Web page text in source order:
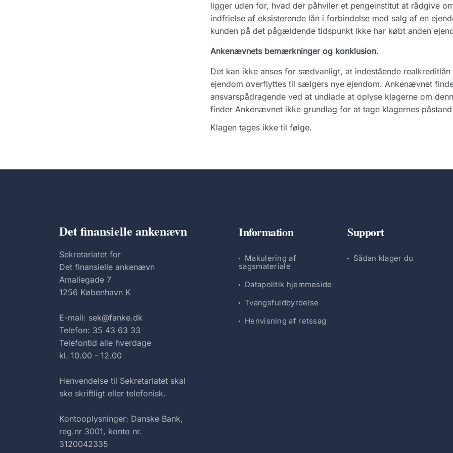
ligger uden for, hvad der påhviler et pengeinstitut at rådgive
indfrielse af eksisterende lån i forbindelse med salg af en
kunden på det pågældende tidspunkt ikke har købt anden
Ankenævnets bemærkninger og konklusion.
Det kan ikke anses for sædvanligt, at indestående
ejendom overflyttes til sælgers nye ejendom. Ankenævnet
ansvarspådragende ved at undlade at oplyse klagerne om
finder Ankenævnet ikke grundlag for at tage klagernes
Klagen tages ikke til følge.
Det finansielle ankenævn
Sekretariatet for
Det finansielle ankenævn
Amaliegade 7
1256 København K
E-mail: sek@fanke.dk
Telefon: 35 43 63 33
Telefontid alle hverdage
kl. 10.00 - 12.00
Henvendelse til Sekretariatet skal
ske skriftligt eller telefonisk.
Kontooplysninger: Danske Bank,
reg.nr 3001, konto nr.
3120042335
Information
Makulering af
sagsmateriale
Datapolitik hjemmeside
Tvangsfuldbyrdelse
Henvisning af retssag
Support
Sådan klager du